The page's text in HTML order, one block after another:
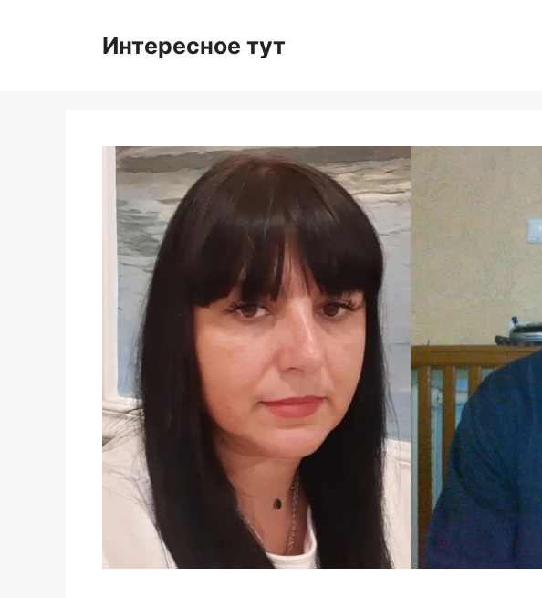
Интересное тут